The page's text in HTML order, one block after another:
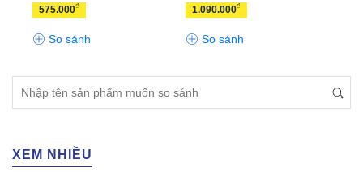
575.000₫
So sánh
1.090.000₫
So sánh
XEM NHIỀU